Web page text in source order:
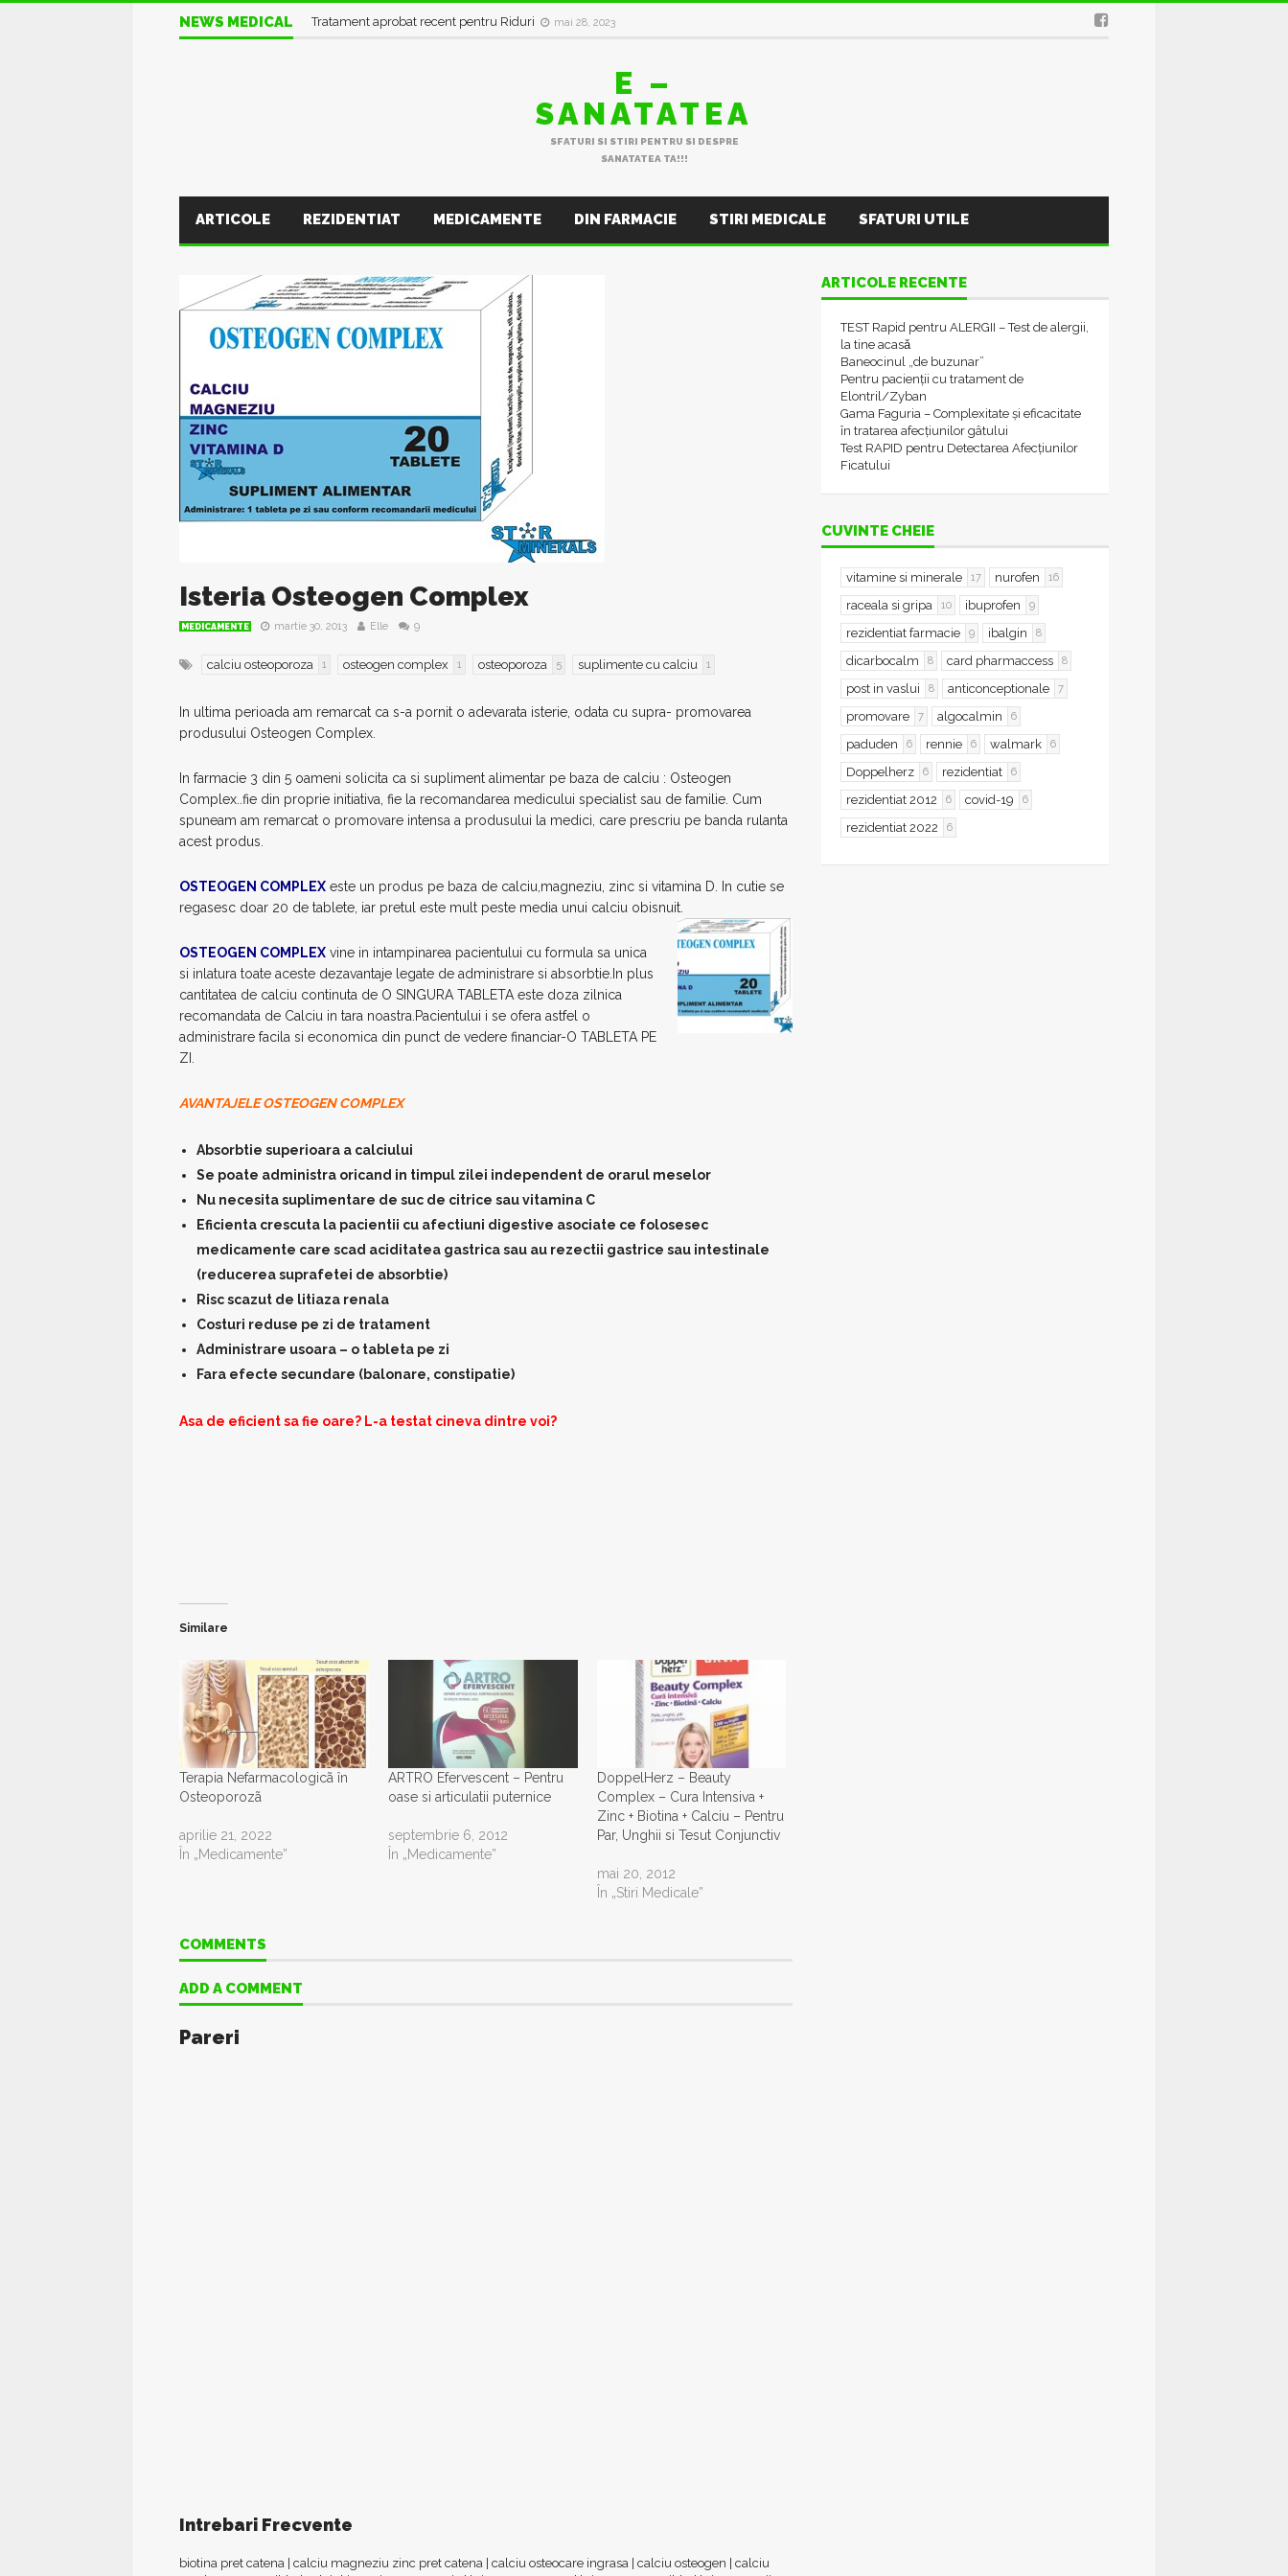
NEWS MEDICAL Informații UTILE în plin val de Infecții Respiratorii ianuarie 11, 2023
E –
SANATATEA
SFATURI SI STIRI PENTRU SI DESPRE
SANATATEA TA!!!
ARTICOLE REZIDENTIAT MEDICAMENTE DIN FARMACIE STIRI MEDICALE SFATURI UTILE
Isteria Osteogen Complex
MEDICAMENTE martie 30, 2013 Elle 9
calciu osteoporoza 1 osteogen complex 1 osteoporoza 5 suplimente cu calciu 1
In ultima perioada am remarcat ca s-a pornit o adevarata isterie, odata cu supra- promovarea
produsului Osteogen Complex.
In farmacie 3 din 5 oameni solicita ca si supliment alimentar pe baza de calciu : Osteogen
Complex..fie din proprie initiativa, fie la recomandarea medicului specialist sau de familie. Cum
spuneam am remarcat o promovare intensa a produsului la medici, care prescriu pe banda rulanta
acest produs.
OSTEOGEN COMPLEX este un produs pe baza de calciu,magneziu, zinc si vitamina D. In cutie se
regasesc doar 20 de tablete, iar pretul este mult peste media unui calciu obisnuit.
OSTEOGEN COMPLEX vine in intampinarea pacientului cu formula sa unica
si inlatura toate aceste dezavantaje legate de administrare si absorbtie.In plus
cantitatea de calciu continuta de O SINGURA TABLETA este doza zilnica
recomandata de Calciu in tara noastra.Pacientului i se ofera astfel o
administrare facila si economica din punct de vedere financiar-O TABLETA PE
ZI.
AVANTAJELE OSTEOGEN COMPLEX
Absorbtie superioara a calciului
Se poate administra oricand in timpul zilei independent de orarul meselor
Nu necesita suplimentare de suc de citrice sau vitamina C
Eficienta crescuta la pacientii cu afectiuni digestive asociate ce folosesec
medicamente care scad aciditatea gastrica sau au rezectii gastrice sau intestinale
(reducerea suprafetei de absorbtie)
Risc scazut de litiaza renala
Costuri reduse pe zi de tratament
Administrare usoara – o tableta pe zi
Fara efecte secundare (balonare, constipatie)
Asa de eficient sa fie oare? L-a testat cineva dintre voi?
Similare
Terapia Nefarmacologicã în
Osteoporozã
aprilie 21, 2022
În „Medicamente”
ARTRO Efervescent – Pentru
oase si articulatii puternice
septembrie 6, 2012
În „Medicamente”
DoppelHerz – Beauty
Complex – Cura Intensiva +
Zinc + Biotina + Calciu – Pentru
Par, Unghii si Tesut Conjunctiv
mai 20, 2012
În „Stiri Medicale”
COMMENTS
ADD A COMMENT
Pareri
Intrebari Frecvente
biotina pret catena calciu magneziu zinc pret catena calciu osteocare ingrasa calciu osteogen
calciu
ARTICOLE RECENTE
TEST Rapid pentru ALERGII – Test de alergii,
la tine acasǎ
Baneocinul „de buzunar”
Pentru pacienții cu tratament de
Elontril/Zyban
Gama Faguria – Complexitate și eficacitate
în tratarea afecțiunilor gâtului
Test RAPID pentru Detectarea Afecțiunilor
Ficatului
CUVINTE CHEIE
vitamine si minerale 17 nurofen 16
raceala si gripa 10 ibuprofen 9
rezidentiat farmacie 9 ibalgin 8
dicarbocalm 8 card pharmaccess 8
post in vaslui 8 anticonceptionale 7
promovare 7 algocalmin 6
paduden 6 rennie 6 walmark 6
Doppelherz 6 rezidentiat 6
rezidentiat 2012 6 covid-19 6
rezidentiat 2022 6